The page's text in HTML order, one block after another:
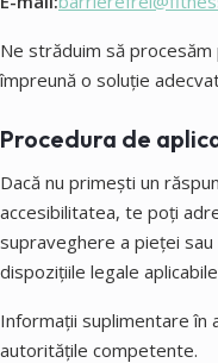
Ne străduim să
împreună o soluție
Procedura de
Dacă nu primești un
accesibilitatea, te poți
supraveghere a pieței
dispozițiile legale
Informații suplimentare în
autoritățile competente.